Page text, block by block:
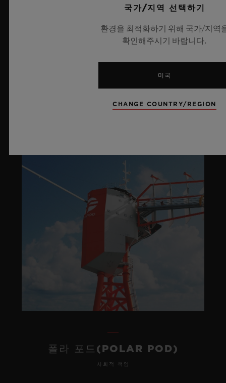
라이프스타일
더 알아보기
폴라 포드(POLAR POD)
사회적 책임
국가/지역 선택하기
환경을 최적화하기 위해 국가/지역
확인해주시기 바랍니다.
미국
CHANGE COUNTRY/REGION